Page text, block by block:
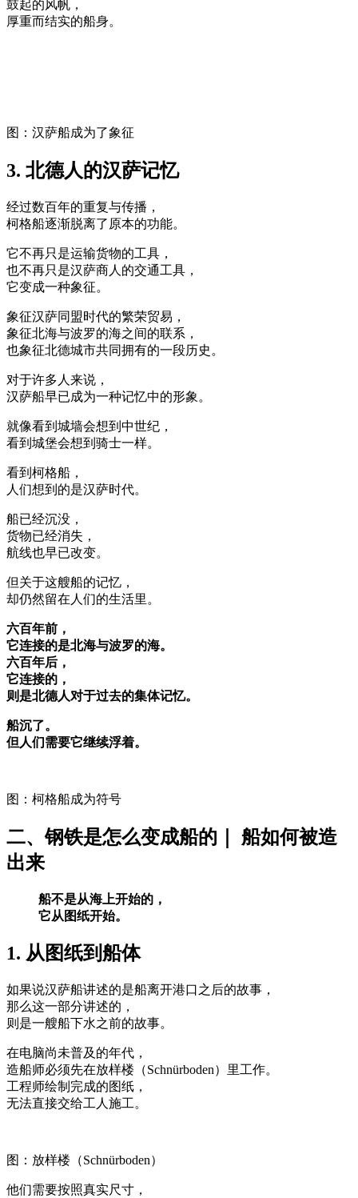
鼓起的风帆，
厚重而结实的船身。
图：汉萨船成为了象征
3. 北德人的汉萨记忆
经过数百年的重复与传播，
柯格船逐渐脱离了原本的功能。
它不再只是运输货物的工具，
也不再只是汉萨商人的交通工具，
它变成一种象征。
象征汉萨同盟时代的繁荣贸易，
象征北海与波罗的海之间的联系，
也象征北德城市共同拥有的一段历史。
对于许多人来说，
汉萨船早已成为一种记忆中的形象。
就像看到城墙会想到中世纪，
看到城堡会想到骑士一样。
看到柯格船，
人们想到的是汉萨时代。
船已经沉没，
货物已经消失，
航线也早已改变。
但关于这艘船的记忆，
却仍然留在人们的生活里。
六百年前，
它连接的是北海与波罗的海。
六百年后，
它连接的，
则是北德人对于过去的集体记忆。
船沉了。
但人们需要它继续浮着。
图：柯格船成为符号
二、钢铁是怎么变成船的｜ 船如何被造
出来
船不是从海上开始的，
它从图纸开始。
1. 从图纸到船体
如果说汉萨船讲述的是船离开港口之后的故事，
那么这一部分讲述的，
则是一艘船下水之前的故事。
在电脑尚未普及的年代，
造船师必须先在放样楼（Schnürboden）里工作。
工程师绘制完成的图纸，
无法直接交给工人施工。
图：放样楼（Schnürboden）
他们需要按照真实尺寸，